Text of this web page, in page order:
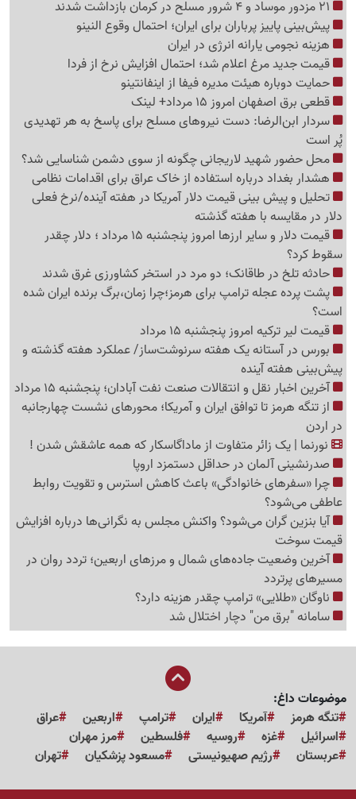
پیش‌بینی پاییز پرباران برای ایران؛ احتمال وقوع النینو
هزینه نجومی یارانه انرژی در ایران
قیمت جدید مرغ اعلام شد؛ احتمال افزایش نرخ از فردا
حمایت دوباره هیئت مدیره فیفا از اینفانتینو
قطعی برق اصفهان امروز 15 مرداد+ لینک
سردار ابن‌الرضا: دست نیروهای مسلح برای پاسخ به هر تهدیدی
پُر است
محل حضور شهید لاریجانی چگونه از سوی دشمن شناسایی شد؟
هشدار بغداد درباره استفاده از خاک عراق برای اقدامات نظامی
تحلیل و پیش بینی قیمت دلار آمریکا در هفته آینده/نرخ فعلی
دلار در مقایسه با هفته گذشته
قیمت دلار و سایر ارزها امروز پنجشنبه 15 مرداد ؛ دلار چقدر
سقوط کرد؟
حادثه تلخ در طاقانک؛ دو مرد در استخر کشاورزی غرق شدند
پشت پرده عجله ترامپ برای هرمز؛چرا زمان،برگ برنده ایران شده
است؟
قیمت لیر ترکیه امروز پنجشنبه 15 مرداد
بورس در آستانه یک هفته سرنوشت‌ساز/ عملکرد هفته گذشته و
پیش‌بینی هفته آینده
آخرین اخبار نقل‌ و انتقالات صنعت نفت آبادان؛ پنجشنبه 15 مرداد
از تنگه هرمز تا توافق ایران و آمریکا؛ محورهای نشست چهارجانبه
در اردن
نورنما | یک زائر متفاوت از ماداگاسکار که همه عاشقش شدن !
صدرنشینی آلمان در حداقل دستمزد اروپا
چرا «سفرهای خانوادگی» باعث کاهش استرس و تقویت روابط
عاطفی می‌شود؟
آیا بنزین گران می‌شود؟ واکنش مجلس به نگرانی‌ها درباره افزایش
قیمت سوخت
آخرین وضعیت جاده‌های شمال و مرزهای اربعین؛ تردد روان در
مسیرهای پرتردد
ناوگان «طلایی» ترامپ چقدر هزینه دارد؟
سامانه "برق من" دچار اختلال شد
موضوعات داغ:
تنگه هرمز
آمریکا ایران ترامپ اربعین
عراق
اسرائیل
غزه روسیه فلسطین
مرز مهران
عربستان
رژیم صهیونیستی مسعود پزشکیان تهران